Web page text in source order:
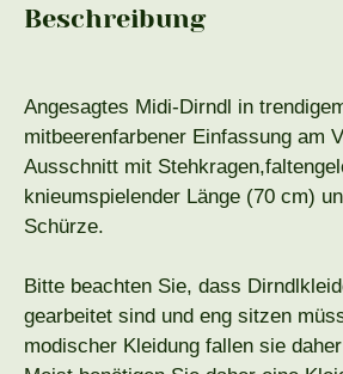
Beschreibung
Angesagtes Midi-Dirndl in
mitbeerenfarbener Einfassung am
Ausschnitt mit
knieumspielender Länge (70 cm)
Schürze.
Bitte beachten Sie, dass
gearbeitet sind und eng sitzen
modischer Kleidung fallen sie